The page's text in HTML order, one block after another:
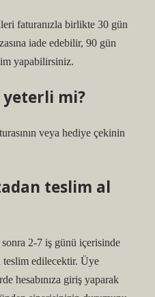
faturanızla birlikte 30 gün
iade edebilir, 90 gün
yapabilirsiniz.
yeterli mi?
veya hediye çekinin
teslim al
2-7 iş günü içerisinde
teslim edilecektir. Üye
hesabınıza giriş yaparak